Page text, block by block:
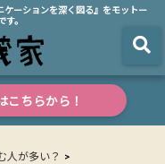
ーションを深く図る』をモットー
。
ちらから！
人が多い？